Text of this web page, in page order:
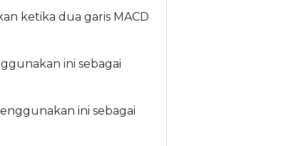
ketika dua garis MACD
ini sebagai
ini sebagai